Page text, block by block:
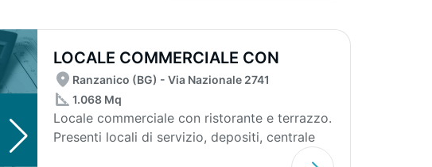
LOCALE COMMERCIALE CON
APPARTAMENTO E PA...
Ranzanico (BG) - Via Nazionale 2741
1.068 Mq
Locale commerciale con ristorante e terrazzo.
Presenti locali di servizio, depositi, centrale